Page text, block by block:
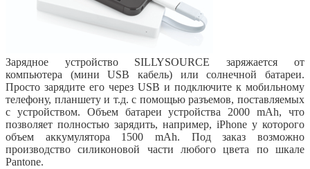
Зарядное устройство SILLYSOURCE заряжается от
компьютера (мини USB кабель) или солнечной батареи.
Просто зарядите его через USB и подключите к мобильному
телефону, планшету и т.д. с помощью разъемов, поставляемых
с устройством. Объем батареи устройства 2000 mAh, что
позволяет полностью зарядить, например, iPhone у которого
объем аккумулятора 1500 mAh. Под заказ возможно
производство силиконовой части любого цвета по шкале
Pantone.